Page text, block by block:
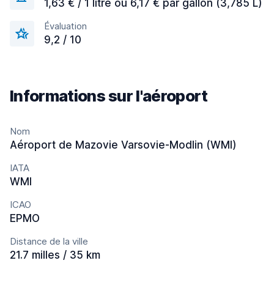
1,63 € / 1 litre ou 6,17 € par gallon (3,785 L)
Évaluation
9,2 / 10
Informations sur l'aéroport
Nom
Aéroport de Mazovie Varsovie-Modlin (WMI)
IATA
WMI
ICAO
EPMO
Distance de la ville
21.7 milles / 35 km